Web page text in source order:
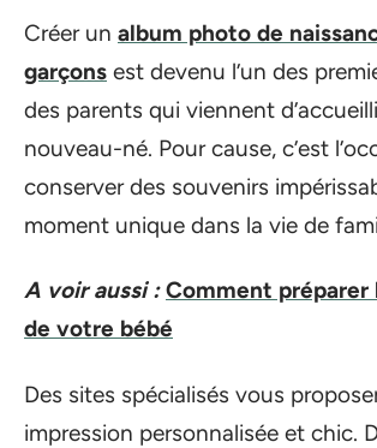
Créer un album photo de
garçons est devenu l’un des
des parents qui viennent
nouveau-né. Pour cause, c’est
conserver des souvenirs
moment unique dans la vie de
A voir aussi : Comment préparer
de votre bébé
Des sites spécialisés vous
impression personnalisée et chic.